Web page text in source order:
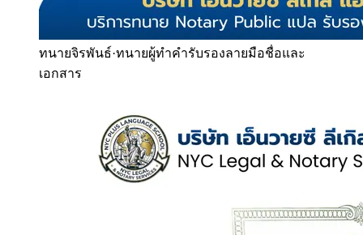
ทนายจิรพันธ์·ทนายผู้ทำคำรับรองลายมือชื่อและ
เอกสาร